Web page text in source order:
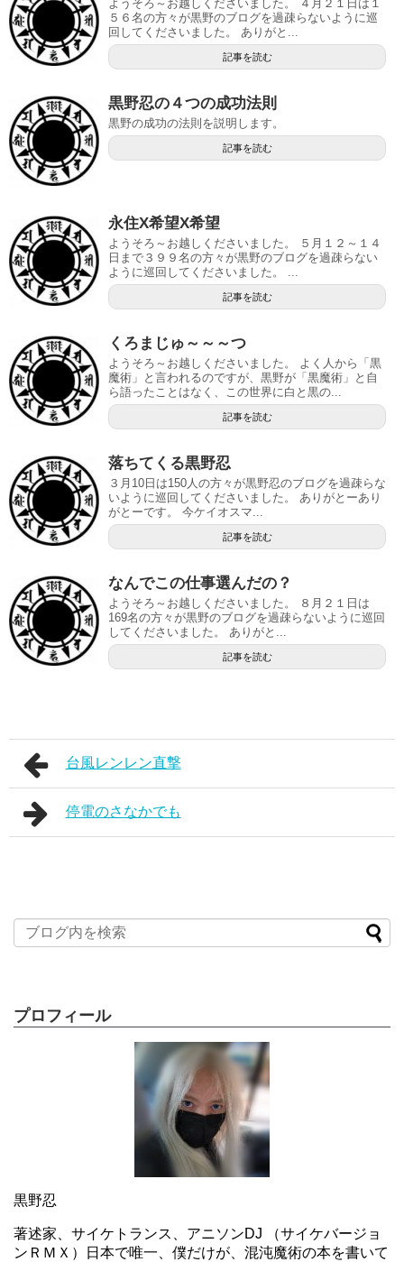
ようそろ～お越しくださいました。 ４月２１日は１
５６名の方々が黒野のブログを過疎らないように巡
回してくださいました。 ありがと...
記事を読む
黒野忍の４つの成功法則
黒野の成功の法則を説明します。
記事を読む
永住X希望X希望
ようそろ～お越しくださいました。 ５月１２～１４
日まで３９９名の方々が黒野のブログを過疎らない
ように巡回してくださいました。 ...
記事を読む
くろまじゅ～～～つ
ようそろ～お越しくださいました。 よく人から「黒
魔術」と言われるのですが、黒野が「黒魔術」と自
ら語ったことはなく、この世界に白と黒の...
記事を読む
落ちてくる黒野忍
３月10日は150人の方々が黒野忍のブログを過疎らな
いように巡回してくださいました。 ありがとーあり
がとーです。 今ケイオスマ...
記事を読む
なんでこの仕事選んだの？
ようそろ～お越しくださいました。 ８月２１日は
169名の方々が黒野のブログを過疎らないように巡回
してくださいました。 ありがと...
記事を読む
台風レンレン直撃
停電のさなかでも
プロフィール
黒野忍
著述家、サイケトランス、アニソンDJ （サイケバージョ
ンＲＭＸ）日本で唯一、僕だけが、混沌魔術の本を書いて